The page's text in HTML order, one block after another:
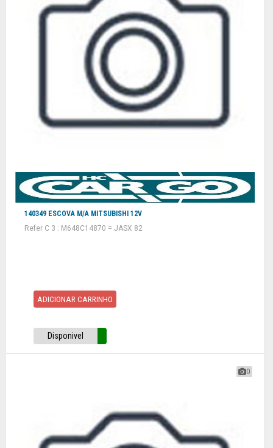
140349 ESCOVA M/A MITSUBISHI 12V
Refer C 3 : M648C14870 = JASX 82
ADICIONAR CARRINHO
Disponivel
0